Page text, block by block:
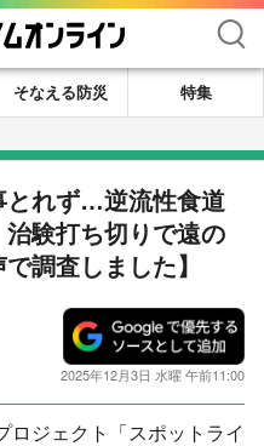
検索
そなえる防災
特集
とれず…逆流性食道
験打ち切りで遠の
調査しました】
2025年12月3日 水曜 午前11:00
ロジェクト「スポットライ